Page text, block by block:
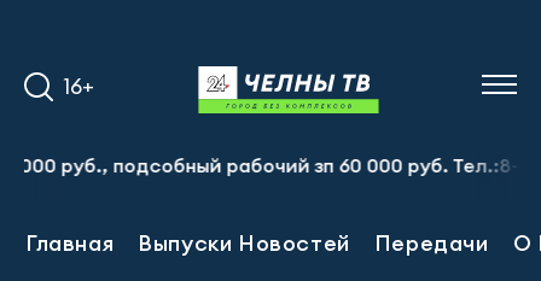
16+
подсобный рабочий зп 60 000 руб. Тел.:8-917-
Главная Выпуски Новостей Передачи О